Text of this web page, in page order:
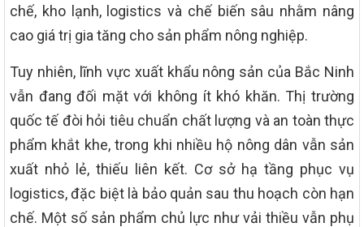
chế, kho lạnh, logistics và chế biến sâu nhằm nâng
cao giá trị gia tăng cho sản phẩm nông nghiệp.
Tuy nhiên, lĩnh vực xuất khẩu nông sản của Bắc Ninh
vẫn đang đối mặt với không ít khó khăn. Thị trường
quốc tế đòi hỏi tiêu chuẩn chất lượng và an toàn thực
phẩm khắt khe, trong khi nhiều hộ nông dân vẫn sản
xuất nhỏ lẻ, thiếu liên kết. Cơ sở hạ tầng phục vụ
logistics, đặc biệt là bảo quản sau thu hoạch còn hạn
chế. Một số sản phẩm chủ lực như vải thiều vẫn phụ